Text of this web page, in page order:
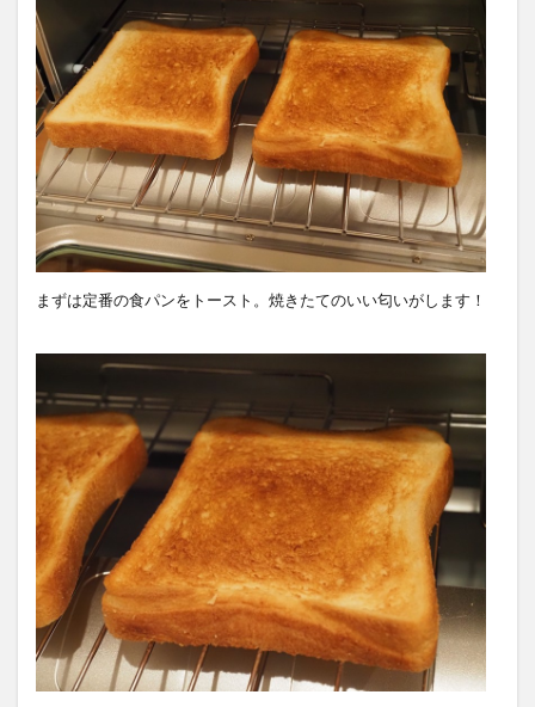
まずは定番の食パンをトースト。焼きたてのいい匂いがします！